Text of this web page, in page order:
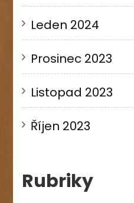
Leden 2024
Prosinec 2023
Listopad 2023
Říjen 2023
Rubriky